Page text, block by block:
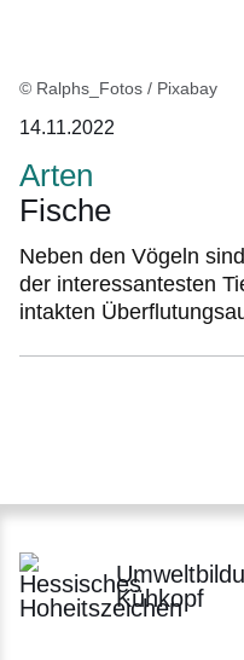
© Ralphs_Fotos / Pixabay
14.11.2022
Arten
Fische
Neben den Vögeln
der interessantesten
intakten
Kühkopf